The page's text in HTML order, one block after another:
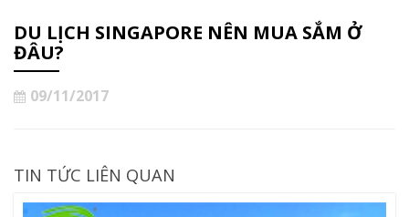
DU LỊCH SINGAPORE NÊN MUA SẮM Ở
ĐÂU?
09/11/2017
TIN TỨC LIÊN QUAN